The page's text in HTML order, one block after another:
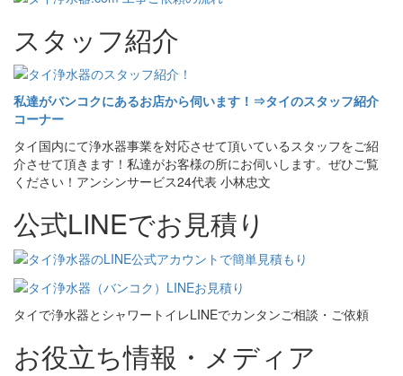
スタッフ紹介
私達がバンコクにあるお店から伺います！⇒タイのスタッフ紹介
コーナー
タイ国内にて浄水器事業を対応させて頂いているスタッフをご紹
介させて頂きます！私達がお客様の所にお伺いします。ぜひご覧
ください！アンシンサービス24代表 小林忠文
公式LINEでお見積り
タイで浄水器とシャワートイレLINEでカンタンご相談・ご依頼
お役立ち情報・メディア